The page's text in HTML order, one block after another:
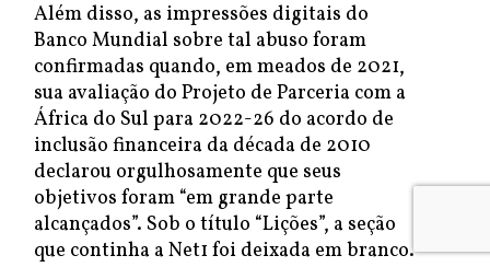
Além disso, as impressões digitais do
Banco Mundial sobre tal abuso foram
confirmadas quando, em meados de 2021,
sua avaliação do Projeto de Parceria com a
África do Sul para 2022-26 do acordo de
inclusão financeira da década de 2010
declarou orgulhosamente que seus
objetivos foram “em grande parte
alcançados”. Sob o título “Lições”, a seção
que continha a Net1 foi deixada em branco.